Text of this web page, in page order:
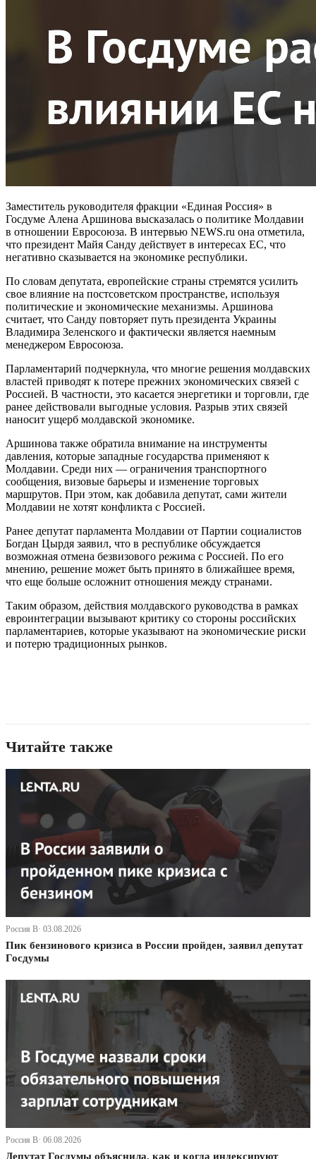
Заместитель руководителя фракции «Единая Россия» в
Госдуме Алена Аршинова высказалась о политике Молдавии
в отношении Евросоюза. В интервью NEWS.ru она отметила,
что президент Майя Санду действует в интересах ЕС, что
негативно сказывается на экономике республики.
По словам депутата, европейские страны стремятся усилить
свое влияние на постсоветском пространстве, используя
политические и экономические механизмы. Аршинова
считает, что Санду повторяет путь президента Украины
Владимира Зеленского и фактически является наемным
менеджером Евросоюза.
Парламентарий подчеркнула, что многие решения молдавских
властей приводят к потере прежних экономических связей с
Россией. В частности, это касается энергетики и торговли, где
ранее действовали выгодные условия. Разрыв этих связей
наносит ущерб молдавской экономике.
Аршинова также обратила внимание на инструменты
давления, которые западные государства применяют к
Молдавии. Среди них — ограничения транспортного
сообщения, визовые барьеры и изменение торговых
маршрутов. При этом, как добавила депутат, сами жители
Молдавии не хотят конфликта с Россией.
Ранее депутат парламента Молдавии от Партии социалистов
Богдан Цырдя заявил, что в республике обсуждается
возможная отмена безвизового режима с Россией. По его
мнению, решение может быть принято в ближайшее время,
что еще больше осложнит отношения между странами.
Таким образом, действия молдавского руководства в рамках
евроинтеграции вызывают критику со стороны российских
парламентариев, которые указывают на экономические риски
и потерю традиционных рынков.
Читайте также
Россия В· 03.08.2026
Пик бензинового кризиса в России пройден, заявил депутат
Госдумы
Россия В· 06.08.2026
Депутат Госдумы объяснила, как и когда индексируют